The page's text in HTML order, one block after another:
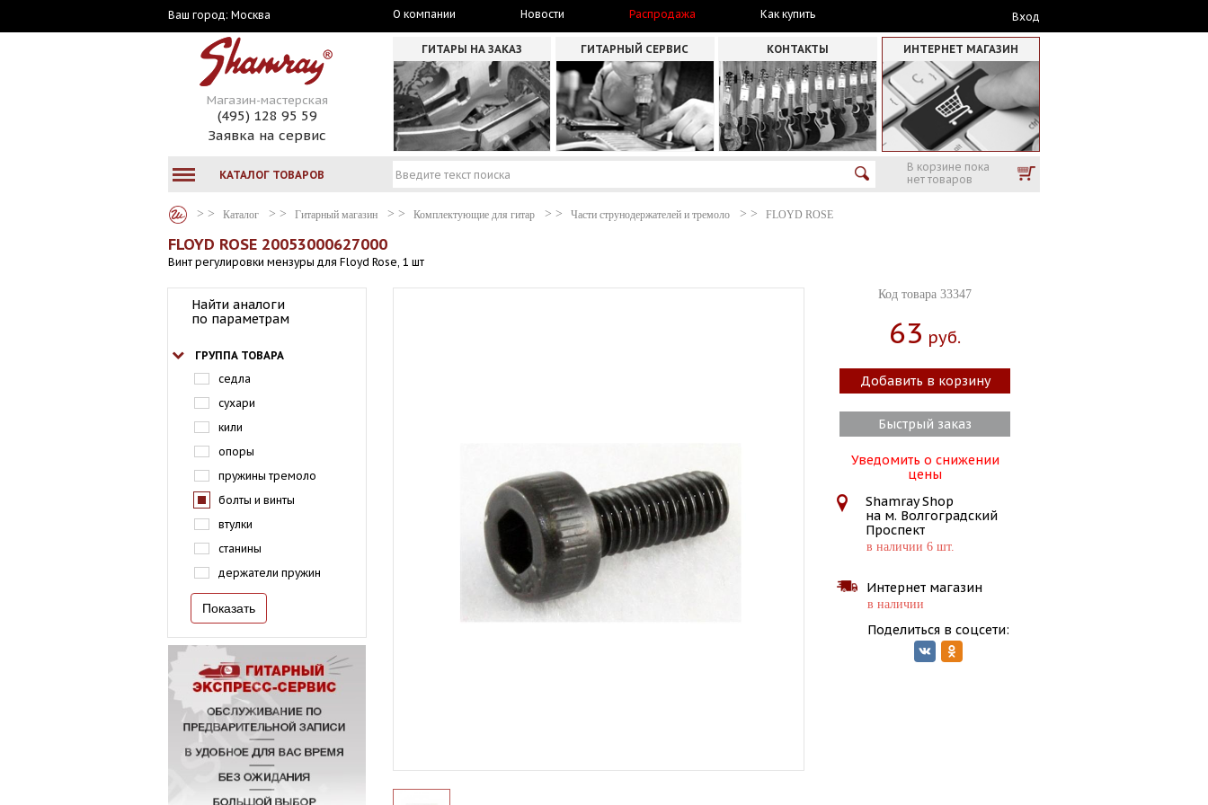
Ваш город: Москва О компании Новости Распродажа Как купить Вход
Магазин-мастерская
(495) 128 95 59
Заявка на сервис
ГИТАРЫ НА ЗАКАЗ ГИТАРНЫЙ СЕРВИС КОНТАКТЫ ИНТЕРНЕТ МАГАЗИН
КАТАЛОГ ТОВАРОВ
В корзине пока
нет товаров
Каталог Гитарный магазин Комплектующие для гитар Части струнодержателей и тремоло FLOYD ROSE
FLOYD ROSE 20053000627000
Винт регулировки мензуры для Floyd Rose, 1 шт
Найти аналоги
по параметрам
ГРУППА ТОВАРА
седла
сухари
кили
опоры
пружины тремоло
болты и винты
втулки
станины
держатели пружин
Код товара 33347
63 Руб.
Добавить в корзину
Быстрый заказ
Уведомить о снижении
цены
Shamray Shop
на м. Волгоградский
Проспект
в наличии 6 шт.
Интернет магазин
в наличии
Поделиться в соцсети: